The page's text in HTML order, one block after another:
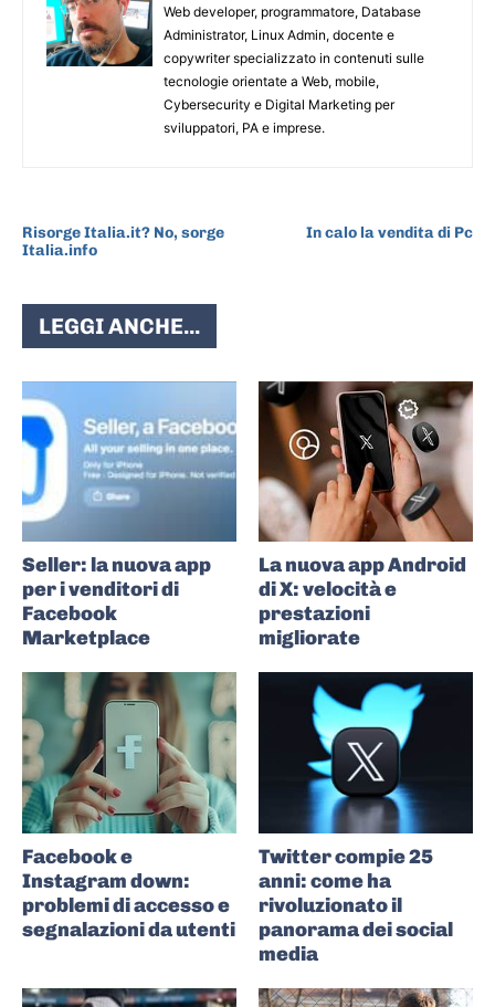
Web developer, programmatore, Database
Administrator, Linux Admin, docente e
copywriter specializzato in contenuti sulle
tecnologie orientate a Web, mobile,
Cybersecurity e Digital Marketing per
sviluppatori, PA e imprese.
Risorge Italia.it? No, sorge
Italia.info
In calo la vendita di Pc
LEGGI ANCHE...
Seller: la nuova app
per i venditori di
Facebook
Marketplace
La nuova app Android
di X: velocità e
prestazioni
migliorate
Facebook e
Instagram down:
problemi di accesso e
segnalazioni da utenti
Twitter compie 25
anni: come ha
rivoluzionato il
panorama dei social
media